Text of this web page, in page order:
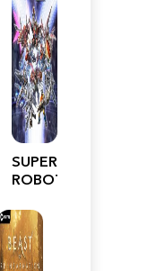
SUPER
ROBOT
Y